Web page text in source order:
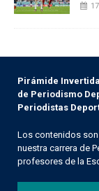
Pirámide Invertida
de Periodismo
Periodistas
Los contenidos
nuestra carrera de
profesores de la